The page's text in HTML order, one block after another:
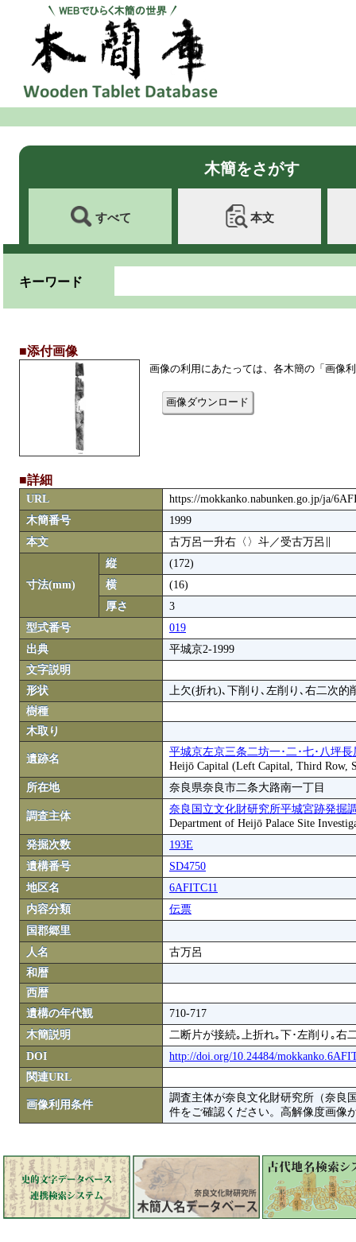
木簡をさがす
すべて 本文
キーワード
■添付画像
画像の利用にあたっては、各木簡の「画像
画像ダウンロード
■詳細
URL
https://mokkanko.nabunken.go.jp/ja/
木簡番号
1999
本文
古万呂一升右〈〉斗／受古万呂∥
寸法(mm)
縦
(172)
横
(16)
厚さ
3
型式番号
019
出典
平城京2-1999
文字説明
形状
上欠(折れ)､下削り､左削り､右二次的
樹種
木取り
遺跡名
平城京左京三条二坊一･二･七･八坪長
Heijō Capital (Left Capital, Third Row,
所在地
奈良県奈良市二条大路南一丁目
調査主体
奈良国立文化財研究所平城宮跡発掘
Department of Heijō Palace Site
発掘次数
193E
遺構番号
SD4750
地区名
6AFITC11
内容分類
伝票
国郡郷里
人名
古万呂
和暦
西暦
遺構の年代観
710-717
木簡説明
二断片が接続｡上折れ｡下･左削り｡右
DOI
http://doi.org/10.24484/
関連URL
画像利用条件
調査主体が奈良文化財研究所（奈良
件をご確認ください。高解像度画像